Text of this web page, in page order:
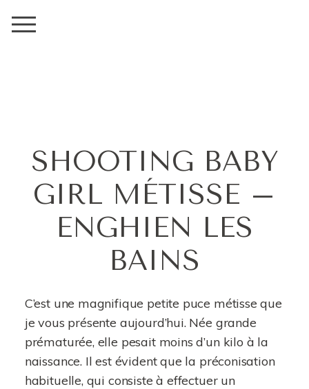
SHOOTING BABY
GIRL MÉTISSE –
ENGHIEN LES
BAINS
C’est une magnifique petite puce métisse que
je vous présente aujourd’hui. Née grande
prématurée, elle pesait moins d’un kilo à la
naissance. Il est évident que la préconisation
habituelle, qui consiste à effectuer un